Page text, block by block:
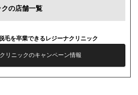
0円
0円
0円
の店舗一覧
毛を卒業できるレジーナクリニック
リニックのキャンペーン情報